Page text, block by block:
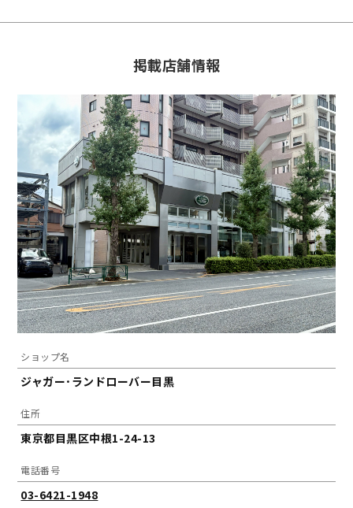
掲載店舗情報
ショップ名
ジャガー･ランドローバー目黒
住所
東京都目黒区中根1-24-13
電話番号
03-6421-1948